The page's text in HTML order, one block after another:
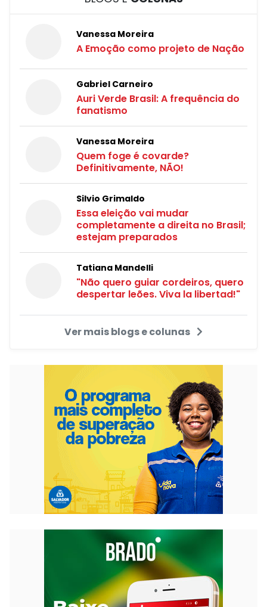
Vanessa Moreira
A Emoção como projeto de Nação
Gabriel Carneiro
Auri Verde Brasil: A frequência do
fanatismo
Vanessa Moreira
Quem foge é covarde?
Definitivamente, NÃO!
Silvio Grimaldo
Essa eleição vai mudar
completamente a direita no Brasil;
estejam preparados
Tatiana Mandelli
"Não quero guiar cordeiros, quero
despertar leões. Viva la libertad!"
Ver mais blogs e colunas